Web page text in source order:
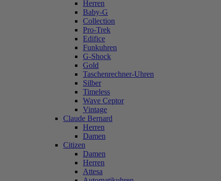
Herren
Baby-G
Collection
Pro-Trek
Edifice
Funkuhren
G-Shock
Gold
Taschenrechner-Uhren
Silber
Timeless
Wave Ceptor
Vintage
Claude Bernard
Herren
Damen
Citizen
Damen
Herren
Attesa